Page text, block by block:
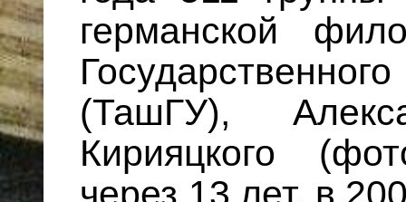
германской
(ТашГУ),
Кирияцкого